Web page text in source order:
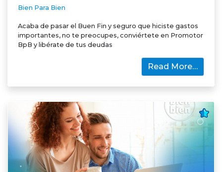
Bien Para Bien
Acaba de pasar el Buen Fin y seguro que hiciste gastos
importantes, no te preocupes, conviértete en Promotor
BpB y libérate de tus deudas
Read More…